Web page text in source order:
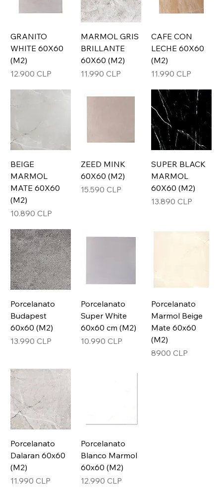
GRANITO
WHITE 60X60
(M2)
Precio
12.900 CLP
MARMOL GRIS
BRILLANTE
60X60 (M2)
Precio
11.990 CLP
CAFE CON
LECHE 60X60
(M2)
Precio
11.990 CLP
BEIGE
MARMOL
MATE 60X60
(M2)
Precio
10.890 CLP
ZEED MINK
60X60 (M2)
Precio
15.590 CLP
SUPER BLACK
MARMOL
60X60 (M2)
Precio
13.890 CLP
Porcelanato
Budapest
60x60 (M2)
Precio
13.990 CLP
Porcelanato
Super White
60x60 cm (M2)
Precio
10.990 CLP
Porcelanato
Marmol Beige
Mate 60x60
(M2)
Precio
8900 CLP
Porcelanato
Dalaran 60x60
(M2)
Precio
11.990 CLP
Porcelanato
Blanco Marmol
60x60 (M2)
Precio
12.990 CLP